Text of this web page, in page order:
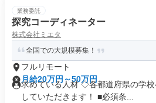
業務委託
探究コーディネーター
株式会社ミエタ
全国での大規模募集！
フルリモート
月給20万円～50万円
求めている人材 ◇各都道府県の学
していただきます！ ■必須条...